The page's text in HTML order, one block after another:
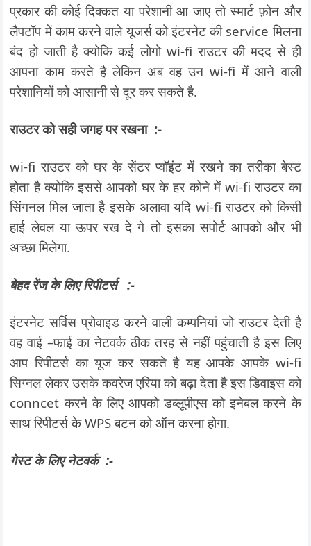
प्रकार की कोई दिक्कत या परेशानी आ जाए तो स्मार्ट फ़ोन और
लैपटॉप में काम करने वाले यूजर्स को इंटरनेट की service मिलना
बंद हो जाती है क्योकि कई लोगो wi-fi राउटर की मदद से ही
आपना काम करते है लेकिन अब वह उन wi-fi में आने वाली
परेशानियों को आसानी से दूर कर सकते है.
राउटर को सही जगह पर रखना :-
wi-fi राउटर को घर के सेंटर प्वॉइंट में रखने का तरीका बेस्ट
होता है क्योकि इससे आपको घर के हर कोने में wi-fi राउटर का
सिंगनल मिल जाता है इसके अलावा यदि wi-fi राउटर को किसी
हाई लेवल या ऊपर रख दे गे तो इसका सपोर्ट आपको और भी
अच्छा मिलेगा.
बेहद रेंज के लिए रिपीटर्स :-
इंटरनेट सर्विस प्रोवाइड करने वाली कम्पनियां जो राउटर देती है
वह वाई –फाई का नेटवर्क ठीक तरह से नहीं पहुंचाती है इस लिए
आप रिपीटर्स का यूज कर सकते है यह आपके आपके wi-fi
सिग्नल लेकर उसके कवरेज एरिया को बढ़ा देता है इस डिवाइस को
conncet करने के लिए आपको डब्लूपीएस को इनेबल करने के
साथ रिपीटर्स के WPS बटन को ऑन करना होगा.
गेस्ट के लिए नेटवर्क :-